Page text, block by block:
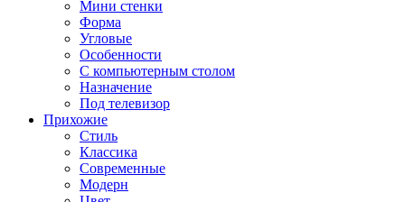
Мини стенки
Форма
Угловые
Особенности
С компьютерным столом
Назначение
Под телевизор
Прихожие
Стиль
Классика
Современные
Модерн